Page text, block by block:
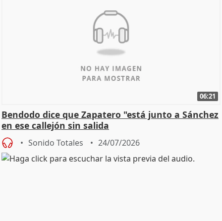
06:21
Bendodo dice que Zapatero "está junto a Sánchez
en ese callejón sin salida
Sonido Totales 24/07/2026